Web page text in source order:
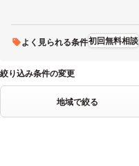
よく見られる条件初回無料相談
絞り込み条件の変更
地域で絞る